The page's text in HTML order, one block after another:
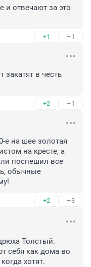
и отвечают за это
+1 –1
закатят в честь
+2 –1
е на шее золотая
на кресте, а
поспешил все
обычные
+2 –3
Толстый.
себя как дома во
хотят.